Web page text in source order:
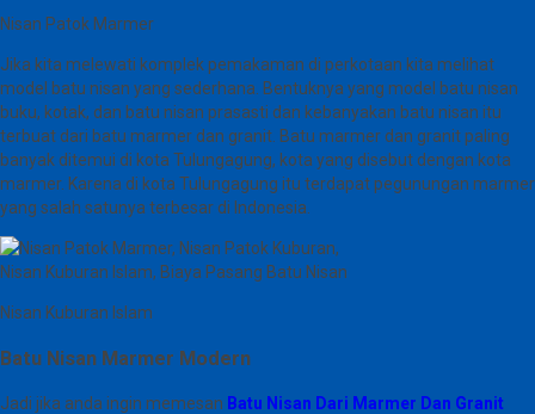
Nisan Patok Marmer
Jika kita melewati komplek pemakaman di perkotaan kita melihat
model batu nisan yang sederhana. Bentuknya yang model batu nisan
buku, kotak, dan batu nisan prasasti dan kebanyakan batu nisan itu
terbuat dari batu marmer dan granit. Batu marmer dan granit paling
banyak ditemui di kota Tulungagung, kota yang disebut dengan kota
marmer. Karena di kota Tulungagung itu terdapat pegunungan marmer
yang salah satunya terbesar di Indonesia.
Nisan Kuburan Islam
Batu Nisan Marmer Modern
Jadi jika anda ingin memesan Batu Nisan Dari Marmer Dan Granit